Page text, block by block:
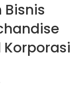
Korporasi